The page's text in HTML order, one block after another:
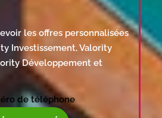
les offres personnalisées
Investissement, Valority
Développement et
de téléphone